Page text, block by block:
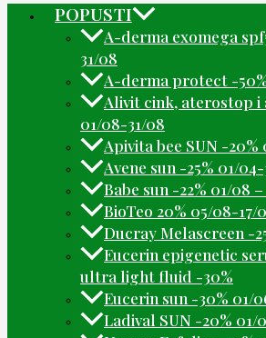
POPUSTI
A-derma exomega
31/08
A-derma protect -
Alivit cink, aterostop i
01/08-31/08
Apivita bee SUN -20%
Avene sun -25% 01/
Babe sun -22% 01/08 –
BioTeo 20% 05/08-17/
Ducray Melascreen -
Eucerin epigenetic
ultra light fluid -30%
Eucerin sun -30% 01/
Ladival SUN -20% 01/